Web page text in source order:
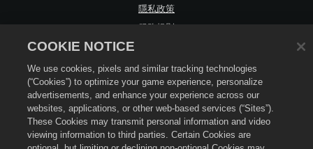
隱私政策
服務規則
不得出售或分享我的個人資訊
Cookie政策
商店支援
Cookie設定
©2026 Zynga, Inc. 《CSR2》及《CSR2》標誌皆為Zynga的商標。版權所有。
COOKIE NOTICE
We use cookies, pixels and similar tracking technologies
(“Cookies”) to optimize your game experience, personalize
advertisements, and enhance your experience across our
websites, applications, or other web-based services (“Sites”).
These Cookies may transmit personal information and video
viewing information to third parties. Certain Cookies are